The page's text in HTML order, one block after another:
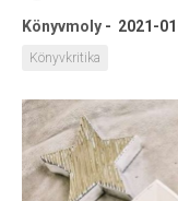
Könyvmoly - 2021-
Könyvkritika